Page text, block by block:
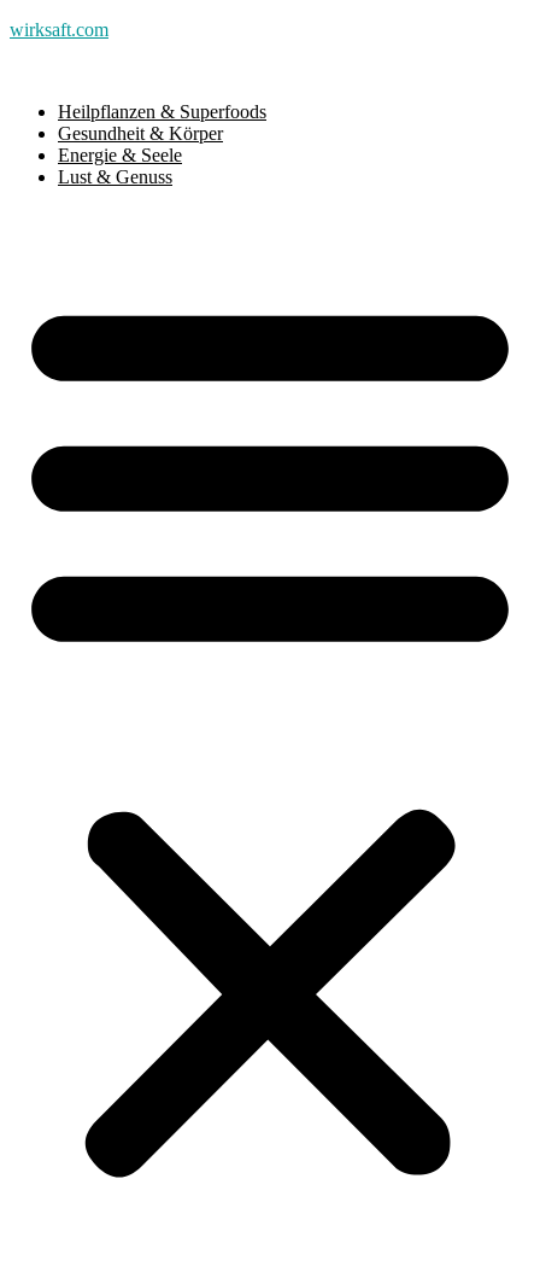
wirksaft.com
Heilpflanzen & Superfoods
Gesundheit & Körper
Energie & Seele
Lust & Genuss